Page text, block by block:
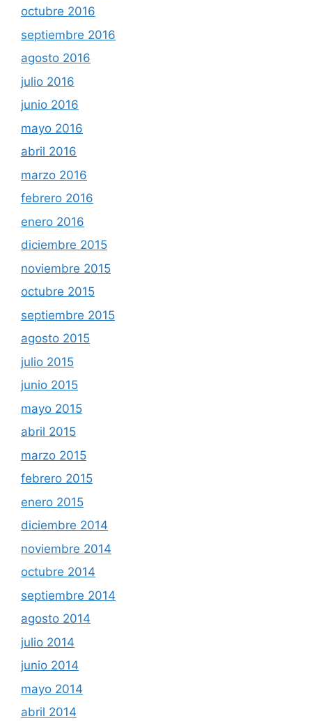
octubre 2016
septiembre 2016
agosto 2016
julio 2016
junio 2016
mayo 2016
abril 2016
marzo 2016
febrero 2016
enero 2016
diciembre 2015
noviembre 2015
octubre 2015
septiembre 2015
agosto 2015
julio 2015
junio 2015
mayo 2015
abril 2015
marzo 2015
febrero 2015
enero 2015
diciembre 2014
noviembre 2014
octubre 2014
septiembre 2014
agosto 2014
julio 2014
junio 2014
mayo 2014
abril 2014